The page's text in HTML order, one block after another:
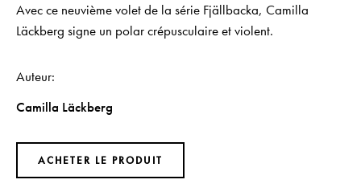
Avec ce neuvième volet de la série Fjällbacka, Camilla
Läckberg signe un polar crépusculaire et violent.
Auteur
Camilla Läckberg
ACHETER LE PRODUIT